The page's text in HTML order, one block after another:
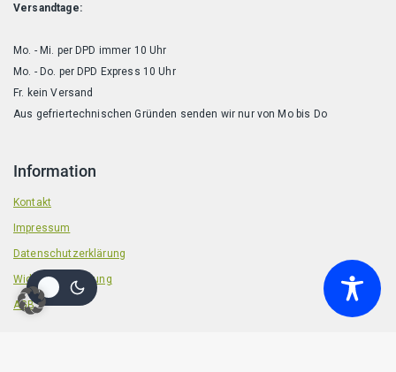
Versandtage:
Mo. - Mi. per DPD immer 10 Uhr
Mo. - Do. per DPD Express 10 Uhr
Fr. kein Versand
Aus gefriertechnischen Gründen senden wir nur von Mo bis Do
Information
Kontakt
Impressum
Datenschutzerklärung
Widerrufsbelehrung
AGB